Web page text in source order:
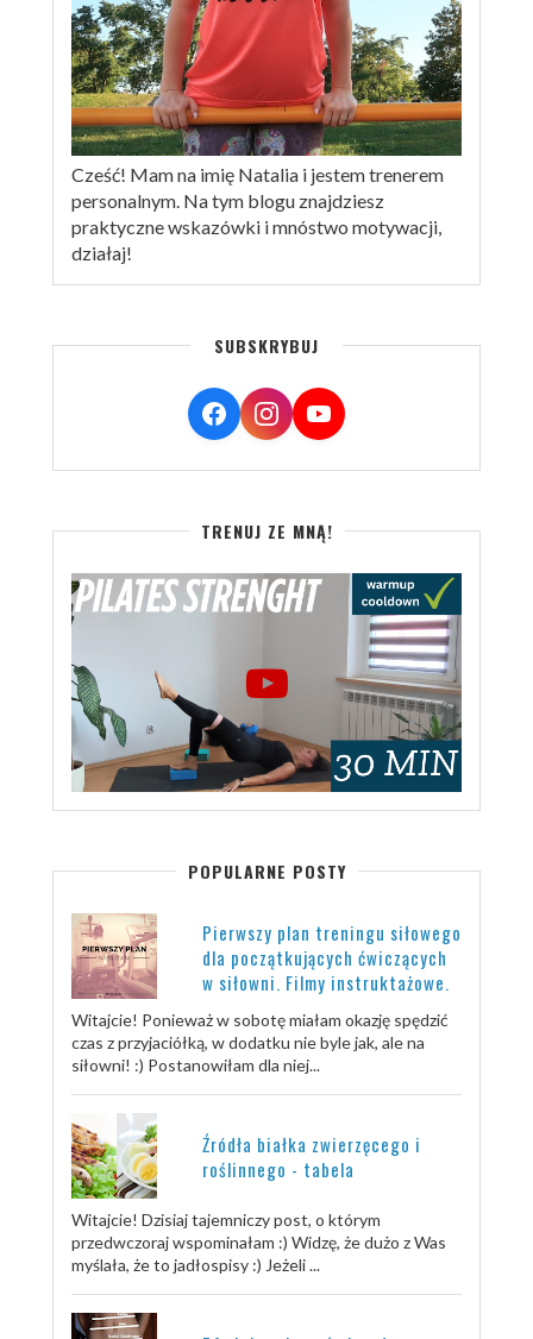
Cześć! Mam na imię Natalia i jestem trenerem
personalnym. Na tym blogu znajdziesz
praktyczne wskazówki i mnóstwo motywacji,
działaj!
SUBSKRYBUJ
TRENUJ ZE MNĄ!
POPULARNE POSTY
Pierwszy plan treningu siłowego
dla początkujących ćwiczących
w siłowni. Filmy instruktażowe.
Witajcie! Ponieważ w sobotę miałam okazję spędzić
czas z przyjaciółką, w dodatku nie byle jak, ale na
siłowni! :) Postanowiłam dla niej...
Źródła białka zwierzęcego i
roślinnego - tabela
Witajcie! Dzisiaj tajemniczy post, o którym
przedwczoraj wspominałam :) Widzę, że dużo z Was
myślała, że to jadłospisy :) Jeżeli ...